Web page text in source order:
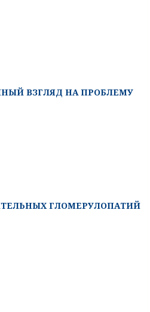
ВЗГЛЯД НА ПРОБЛЕМУ
ГЛОМЕРУЛОПАТИЙ